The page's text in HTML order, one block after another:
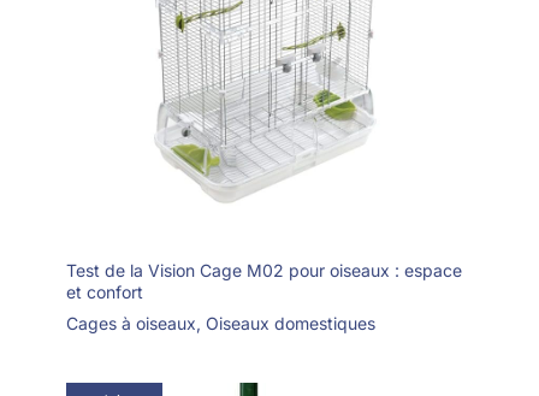
Test de la Vision Cage M02 pour oiseaux : espace
et confort
Cages à oiseaux, Oiseaux domestiques